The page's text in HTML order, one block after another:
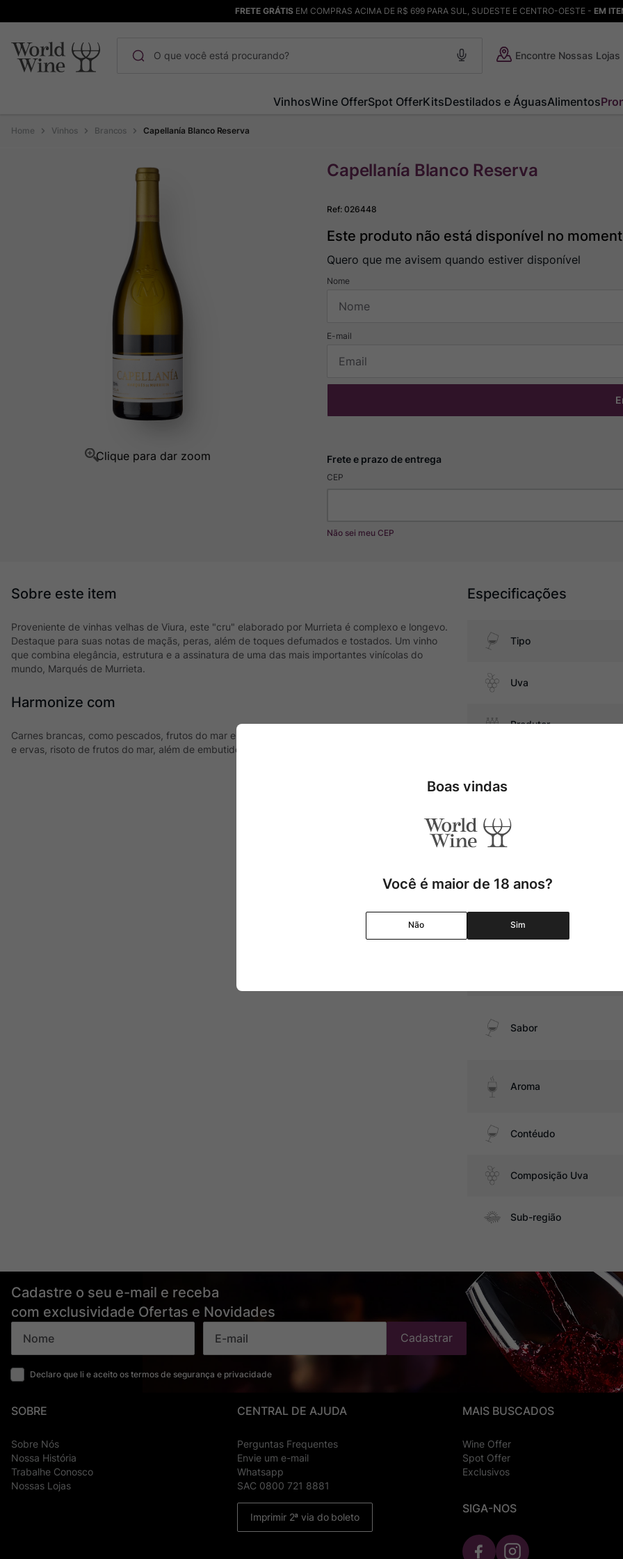
FRETE GRÁTISEM COMPRAS ACIMA DE R$ 699 PARA SUL, SUDESTE E CENTRO-OESTE - EM
Encontre Nossas Lojas
VinhosWine OfferSpot OfferKitsDestilados e ÁguasAlimentos
Vinhos Brancos Capellanía Blanco Reserva
Capellanía Blanco Reserva
Ref:026448
Este produto não está disponível no
Quero que me avisem quando estiver disponível
CEP
Não sei meu CEP
Proveniente de vinhas velhas de Viura, este "cru" elaborado por Murrieta é complexo e longevo.
Destaque para suas notas de maçãs, peras, além de toques defumados e tostados. Um vinho
que combina elegância, estrutura e a assinatura de uma das mais importantes vinícolas do
mundo, Marqués de Murrieta.
Harmonize com
Carnes brancas, como pescados, frutos do mar e carnes suínas, massas salteadas com manteiga
e ervas, risoto de frutos do mar, além de embutidos e queijos maduros
Especificações
Tipo
Uva
Produtor
Graduação Alcóolica
Sabor
Aroma
Contéudo
Composição Uva
Sub-região
Cadastre o seu e-mail e receba
com exclusividade Ofertas e Novidades
Declaro que li e aceito os termos de segurança e privacidade
Cadastrar
SOBRE
Sobre Nós
Nossa História
Trabalhe Conosco
Nossas Lojas
CENTRAL DE AJUDA
Perguntas Frequentes
Envie um e-mail
Whatsapp
SAC 0800 721 8881
Imprimir 2ª via do boleto
MAIS BUSCADOS
Wine Offer
Spot Offer
Exclusivos
SIGA-NOS
1º Maçanita
Ver Sacrum
Boas vindas
Você é maior de 18 anos?
Não Sim